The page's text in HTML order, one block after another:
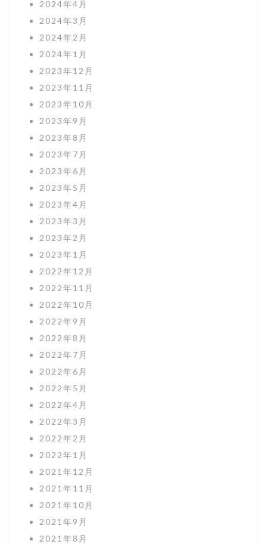
2024年4月
2024年3月
2024年2月
2024年1月
2023年12月
2023年11月
2023年10月
2023年9月
2023年8月
2023年7月
2023年6月
2023年5月
2023年4月
2023年3月
2023年2月
2023年1月
2022年12月
2022年11月
2022年10月
2022年9月
2022年8月
2022年7月
2022年6月
2022年5月
2022年4月
2022年3月
2022年2月
2022年1月
2021年12月
2021年11月
2021年10月
2021年9月
2021年8月